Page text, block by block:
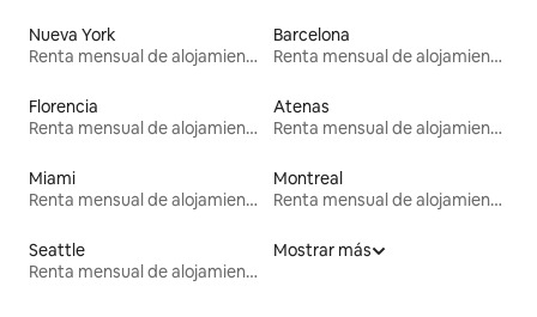
Nueva York
Renta mensual de alojamientos
Barcelona
Renta mensual de alojamientos
Florencia
Renta mensual de alojamientos
Atenas
Renta mensual de alojamientos
Miami
Renta mensual de alojamientos
Montreal
Renta mensual de alojamientos
Seattle
Renta mensual de alojamientos
Mostrar más